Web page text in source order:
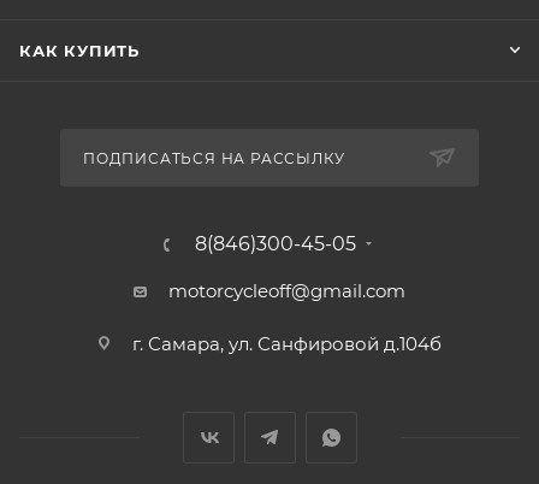
КАК КУПИТЬ
ПОДПИСАТЬСЯ НА РАССЫЛКУ
8(846)300-45-05
motorcycleoff@gmail.com
г. Самара, ул. Санфировой д.104б